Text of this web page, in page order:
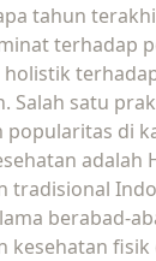
tahun
terhadap
Salah satu
popularitas di
adalah
tradisional
berabad-
kesehatan fisik